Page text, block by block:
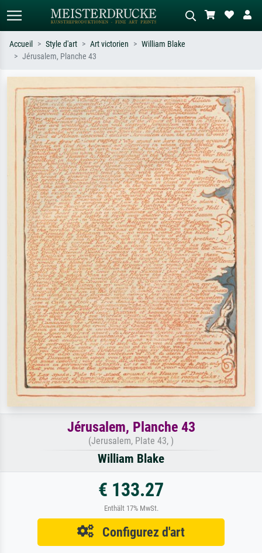
Recherchez par artiste, titre ou style –
ex. Monet, Nuit étoilée,
impressionnisme, vague de Hokusai,
nu.
Décrivez la scène – ex. prairie verte,
abstrait avec beaucoup de rouge,
tableau sombre, nu debout près d'un
arbre.
Accueil Style d'art Art victorien
William Blake
Jérusalem, Planche 43
Jérusalem, Planche 43
(Jerusalem, Plate 43, )
William Blake
€ 133.27
Enthält 17% MwSt.
Configurez d'art